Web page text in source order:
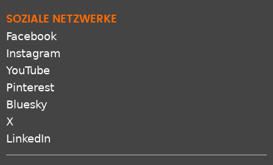
SOZIALE NETZWERKE
Facebook
Instagram
YouTube
Pinterest
Bluesky
X
LinkedIn